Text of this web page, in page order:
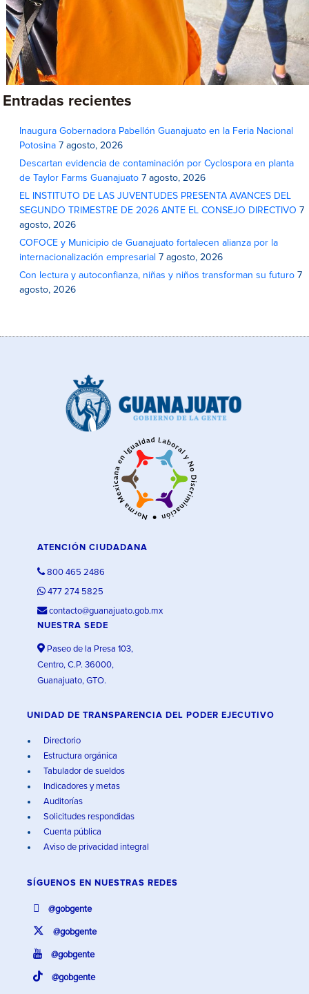
Entradas recientes
Inaugura Gobernadora Pabellón Guanajuato en la Feria Nacional
Potosina 7 agosto, 2026
Descartan evidencia de contaminación por Cyclospora en planta
de Taylor Farms Guanajuato 7 agosto, 2026
EL INSTITUTO DE LAS JUVENTUDES PRESENTA AVANCES DEL
SEGUNDO TRIMESTRE DE 2026 ANTE EL CONSEJO DIRECTIVO 7
agosto, 2026
COFOCE y Municipio de Guanajuato fortalecen alianza por la
internacionalización empresarial 7 agosto, 2026
Con lectura y autoconfianza, niñas y niños transforman su futuro 7
agosto, 2026
ATENCIÓN CIUDADANA
800 465 2486
477 274 5825
contacto@guanajuato.gob.mx
NUESTRA SEDE
Paseo de la Presa 103,
Centro, C.P. 36000,
Guanajuato, GTO.
UNIDAD DE TRANSPARENCIA DEL PODER EJECUTIVO
Directorio
Estructura orgánica
Tabulador de sueldos
Indicadores y metas
Auditorías
Solicitudes respondidas
Cuenta pública
Aviso de privacidad integral
SÍGUENOS EN NUESTRAS REDES
@gobgente
@gobgente
@gobgente
@gobgente